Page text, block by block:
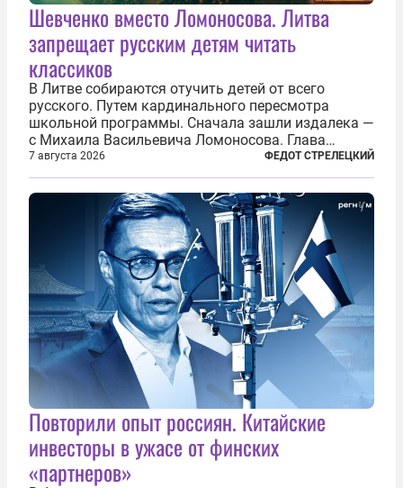
Шевченко вместо Ломоносова. Литва
запрещает русским детям читать
классиков
В Литве собираются отучить детей от всего
русского. Путем кардинального пересмотра
школьной программы. Сначала зашли издалека —
с Михаила Васильевича Ломоносова. Глава
правительства Литвы Миндаугас Синкявичюс
предложил исключить его тексты из программ
общего образования. Мотивировал он это тем,
7 августа 2026 ФЕДОТ СТРЕЛЕЦКИЙ
Повторили опыт россиян. Китайские
инвесторы в ужасе от финских
«партнеров»